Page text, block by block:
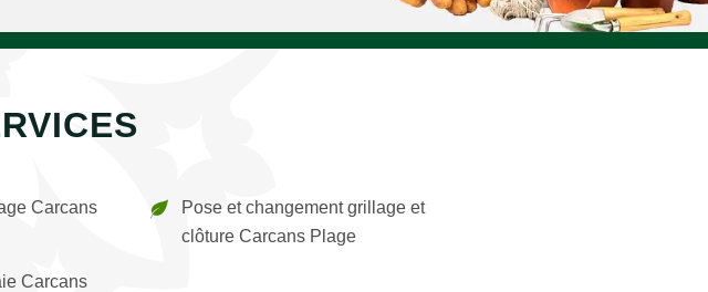
Carcans
Carcans
Pose et changement grillage et
clôture Carcans Plage